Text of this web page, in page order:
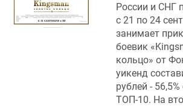
России и СНГ
с 21 по 24
занимает
боевик
кольцо» от
уикенд
рублей -
ТОП-10. На